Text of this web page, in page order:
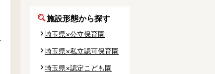
施設形態から探す
埼玉県×公立保育園
埼玉県×私立認可保育園
埼玉県×認定こども園